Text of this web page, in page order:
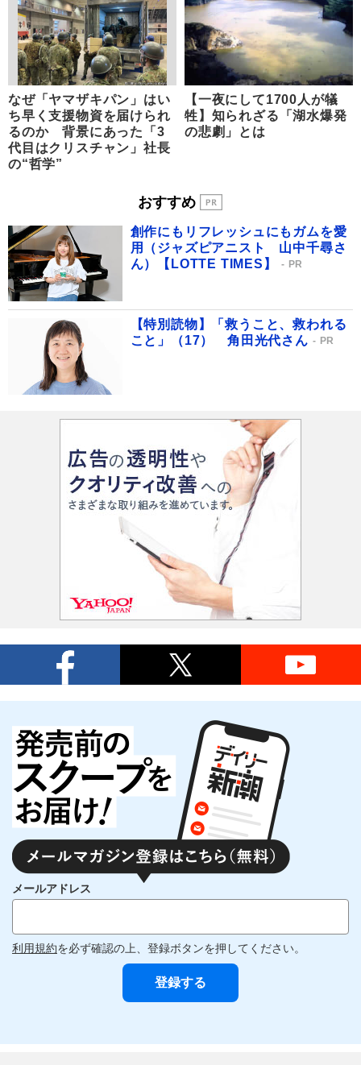
なぜ「ヤマザキパン」はい
ち早く支援物資を届けられ
るのか 背景にあった「3
代目はクリスチャン」社長
の“哲学”
【一夜にして1700人が犠
牲】知られざる「湖水爆発
の悲劇」とは
おすすめ
創作にもリフレッシュにもガムを愛
用（ジャズピアニスト 山中千尋さ
ん）【LOTTE TIMES】
PR
【特別読物】「救うこと、救われる
こと」（17） 角田光代さん
PR
メールアドレス
利用規約を必ず確認の上、登録ボタンを押してください。